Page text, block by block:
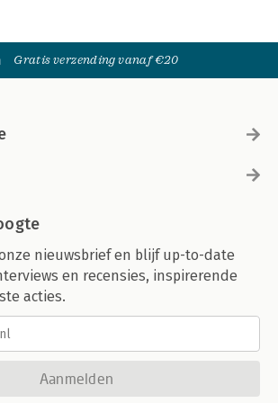
Gratis verzending vanaf €20
nieuwsbrief en blijf up-to-date
en recensies, inspirerende
acties.
Aanmelden